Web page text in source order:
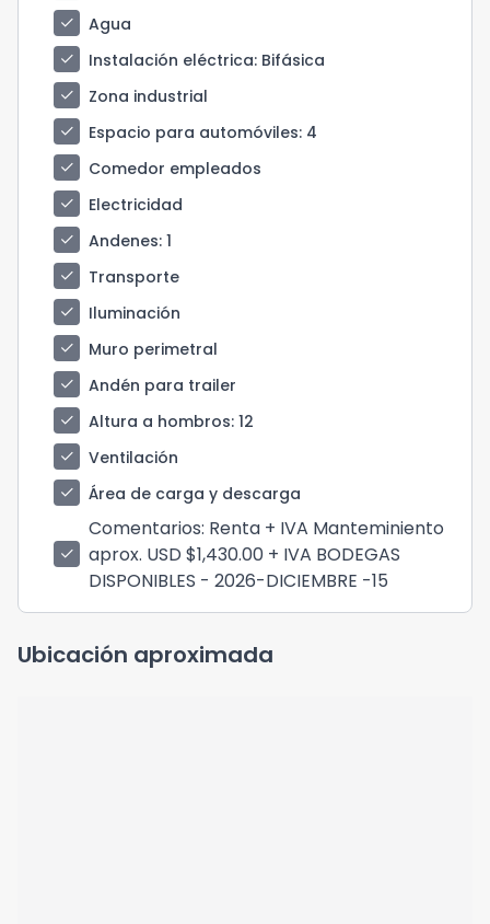
check
Agua
check
Instalación eléctrica: Bifásica
check
Zona industrial
check
Espacio para automóviles: 4
check
Comedor empleados
check
Electricidad
check
Andenes: 1
check
Transporte
check
Iluminación
check
Muro perimetral
check
Andén para trailer
check
Altura a hombros: 12
check
Ventilación
check
Área de carga y descarga
check
Comentarios: Renta + IVA Manteminiento
aprox. USD $1,430.00 + IVA BODEGAS
DISPONIBLES - 2026-DICIEMBRE -15
Ubicación aproximada